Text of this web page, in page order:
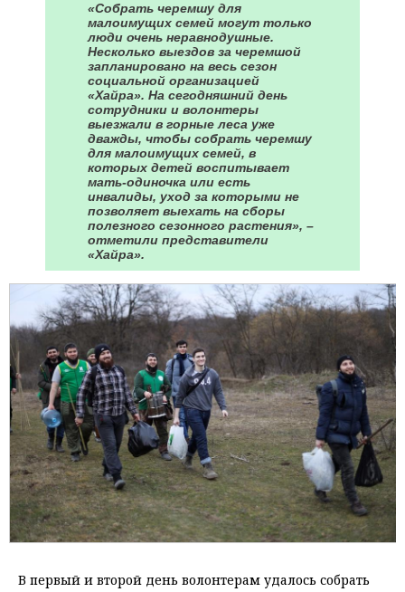
«Собрать черемшу для
малоимущих семей могут только
люди очень неравнодушные.
Несколько выездов за черемшой
запланировано на весь сезон
социальной организацией
«Хайра». На сегодняшний день
сотрудники и волонтеры
выезжали в горные леса уже
дважды, чтобы собрать черемшу
для малоимущих семей, в
которых детей воспитывает
мать-одиночка или есть
инвалиды, уход за которыми не
позволяет выехать на сборы
полезного сезонного растения», –
отметили представители
«Хайра».
В первый и второй день волонтерам удалось собрать